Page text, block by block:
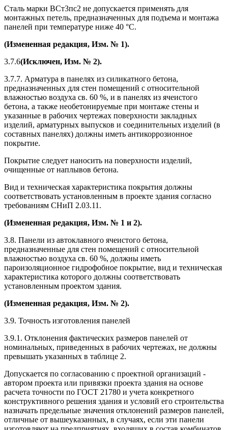
Сталь марки ВСт3пс2 не допускается применять для
монтажных петель, предназначенных для подъема и монтажа
панелей при температуре ниже 40 °С.
(Измененная редакция, Изм. № 1).
3.7.6(Исключен, Изм. № 2).
3.7.7. Арматура в панелях из силикатного бетона,
предназначенных для стен помещений с относительной
влажностью воздуха св. 60 %, и в панелях из ячеистого
бетона, а также необетонируемые при монтаже стены и
указанные в рабочих чертежах поверхности закладных
изделий, арматурных выпусков и соединительных изделий (в
составных панелях) должны иметь антикоррозионное
покрытие.
Покрытие следует наносить на поверхности изделий,
очищенные от наплывов бетона.
Вид и техническая характеристика покрытия должны
соответствовать установленным в проекте здания согласно
требованиям СНиП 2.03.11.
(Измененная редакция, Изм. № 1 и 2).
3.8. Панели из автоклавного ячеистого бетона,
предназначенные для стен помещений с относительной
влажностью воздуха св. 60 %, должны иметь
пароизоляционное гидрофобное покрытие, вид и техническая
характеристика которого должны соответствовать
установленным проектом здания.
(Измененная редакция, Изм. № 2).
3.9. Точность изготовления панелей
3.9.1. Отклонения фактических размеров панелей от
номинальных, приведенных в рабочих чертежах, не должны
превышать указанных в таблице 2.
Допускается по согласованию с проектной организаций -
автором проекта или привязки проекта здания на основе
расчета точности по ГОСТ 21780 и учета конкретного
конструктивного решения здания и условий его строительства
назначать предельные значения отклонений размеров панелей,
отличные от вышеуказанных, в случаях, если эти панели